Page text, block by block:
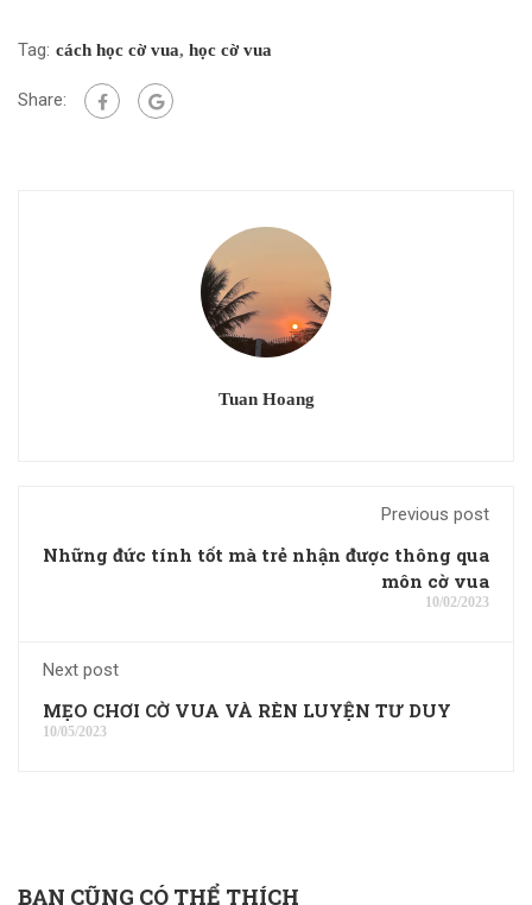
Tag: cách học cờ vua, học cờ vua
Share:
Tuan Hoang
Previous post
Những đức tính tốt mà trẻ nhận được thông qua
môn cờ vua
10/02/2023
Next post
MẸO CHƠI CỜ VUA VÀ RÈN LUYỆN TƯ DUY
10/05/2023
BẠN CŨNG CÓ THỂ THÍCH